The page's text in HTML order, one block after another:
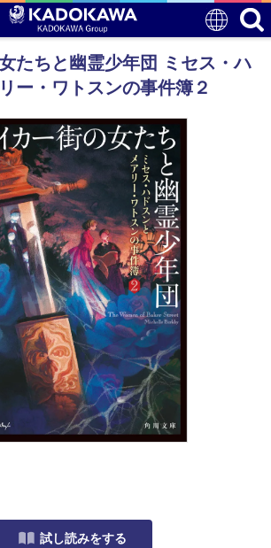
たちと幽霊少年団 ミセス・ハ
ー・ワトスンの事件簿２
試し読みをする